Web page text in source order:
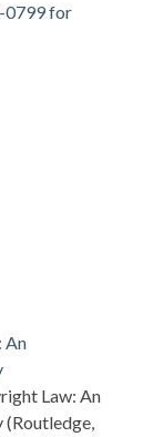
0799 for
An
Law: An